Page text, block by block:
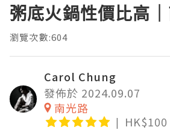
粥底火鍋性價比高
瀏覽次數:604
Carol Chung
發佈於 2024.09.07
南光路
HK$100